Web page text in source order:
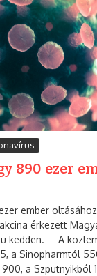
890 ezer
ember
érkezett
kedden. A
a Sinopharmtól
a Szputnyikból